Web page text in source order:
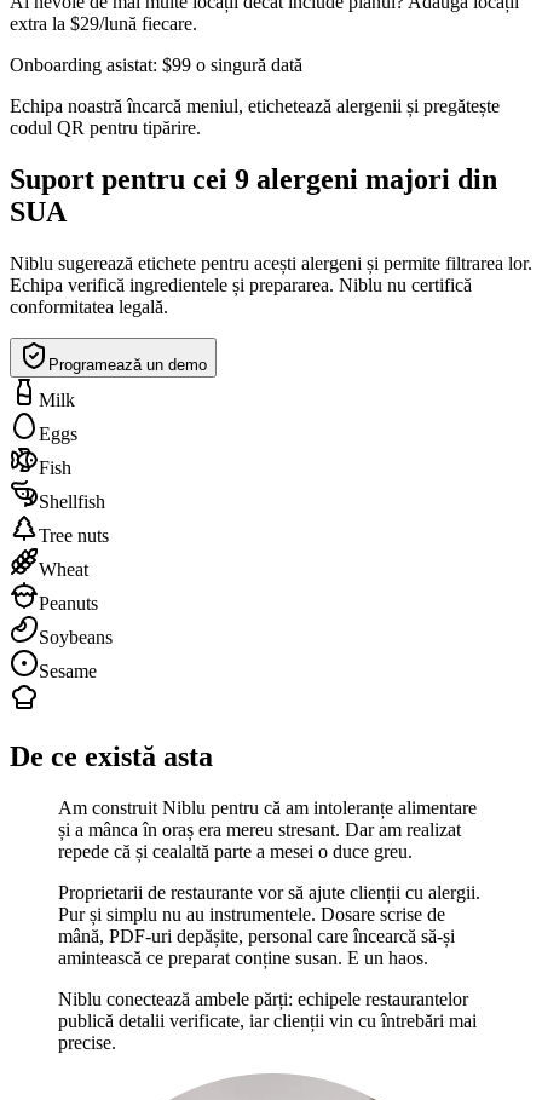
extra la $29/lună fiecare.
Onboarding asistat: $99 o singură dată
Echipa noastră încarcă meniul, etichetează alergenii și pregătește
codul QR pentru tipărire.
Suport pentru cei 9 alergeni majori din
SUA
Niblu sugerează etichete pentru acești alergeni și permite filtrarea lor.
Echipa verifică ingredientele și prepararea. Niblu nu certifică
conformitatea legală.
Programează un demo
Milk
Eggs
Fish
Shellfish
Tree nuts
Wheat
Peanuts
Soybeans
Sesame
De ce există asta
Am construit Niblu pentru că am intoleranțe alimentare
și a mânca în oraș era mereu stresant. Dar am realizat
repede că și cealaltă parte a mesei o duce greu.
Proprietarii de restaurante vor să ajute clienții cu alergii.
Pur și simplu nu au instrumentele. Dosare scrise de
mână, PDF-uri depășite, personal care încearcă să-și
amintească ce preparat conține susan. E un haos.
Niblu conectează ambele părți: echipele restaurantelor
publică detalii verificate, iar clienții vin cu întrebări mai
precise.